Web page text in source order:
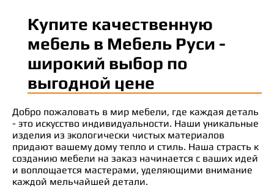
Купите качественную
мебель в Мебель Руси -
широкий выбор по
выгодной цене
Добро пожаловать в мир мебели, где каждая деталь
- это искусство индивидуальности. Наши уникальные
изделия из экологически чистых материалов
придают вашему дому тепло и стиль. Наша страсть к
созданию мебели на заказ начинается с ваших идей
и воплощается мастерами, уделяющими внимание
каждой мельчайшей детали.